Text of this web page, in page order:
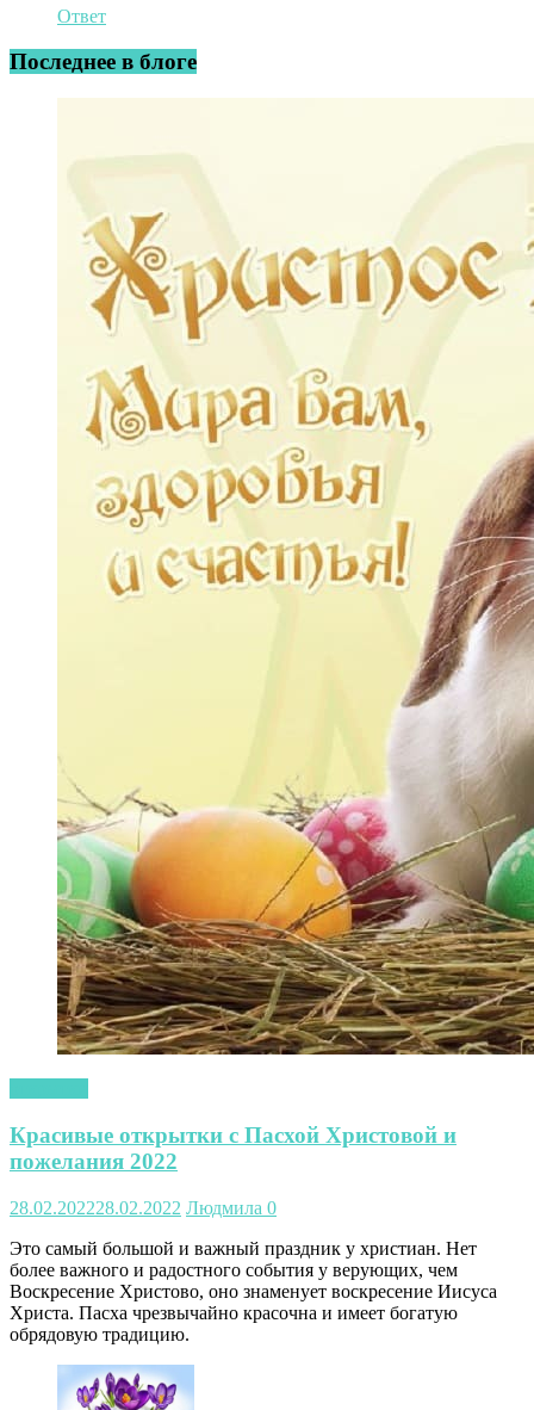
Ответ
Последнее в блоге
Красивые открытки с Пасхой Христовой и
пожелания 2022
28.02.202228.02.2022 Людмила 0
Это самый большой и важный праздник у христиан. Нет
более важного и радостного события у верующих, чем
Воскресение Христово, оно знаменует воскресение Иисуса
Христа. Пасха чрезвычайно красочна и имеет богатую
обрядовую традицию.